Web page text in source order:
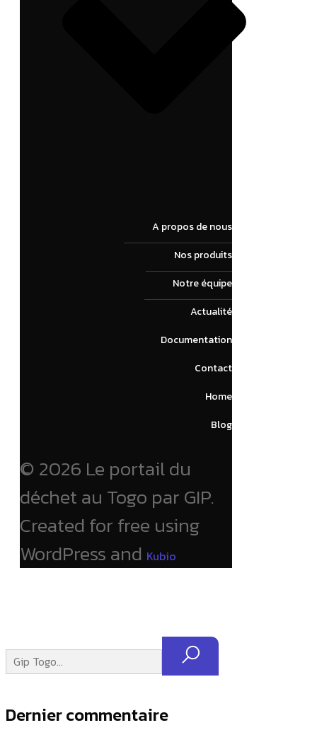
A propos de nous
Nos produits
Notre équipe
Actualité
Documentation
Contact
Home
Blog
© 2026 Le portail du
déchet au Togo par GIP.
Created for free using
WordPress and Kubio
Dernier commentaire